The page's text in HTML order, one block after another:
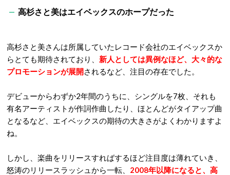
高杉さと美はエイベックスのホープだった
高杉さと美さんは所属していたレコード会社のエイベックスか
らとても期待されており、 新人としては異例なほど、大々的な
プロモーションが展開されるなど、注目の存在でした。
デビューからわずか2年間のうちに、シングルを7枚、それも
有名アーティストが作詞作曲したり、ほとんどがタイアップ曲
となるなど、エイベックスの期待の大きさがよくわかりますよ
ね。
しかし、楽曲をリリースすればするほど注目度は薄れていき、
怒涛のリリースラッシュから一転、 2008年以降になると、高